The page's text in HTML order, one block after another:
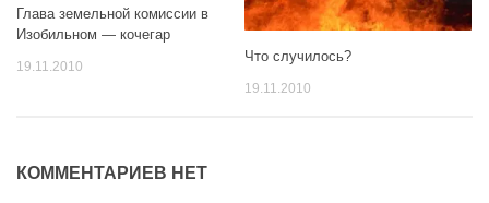
Глава земельной комиссии в
Изобильном — кочегар
19.11.2010
Что случилось?
19.11.2010
КОММЕНТАРИЕВ НЕТ